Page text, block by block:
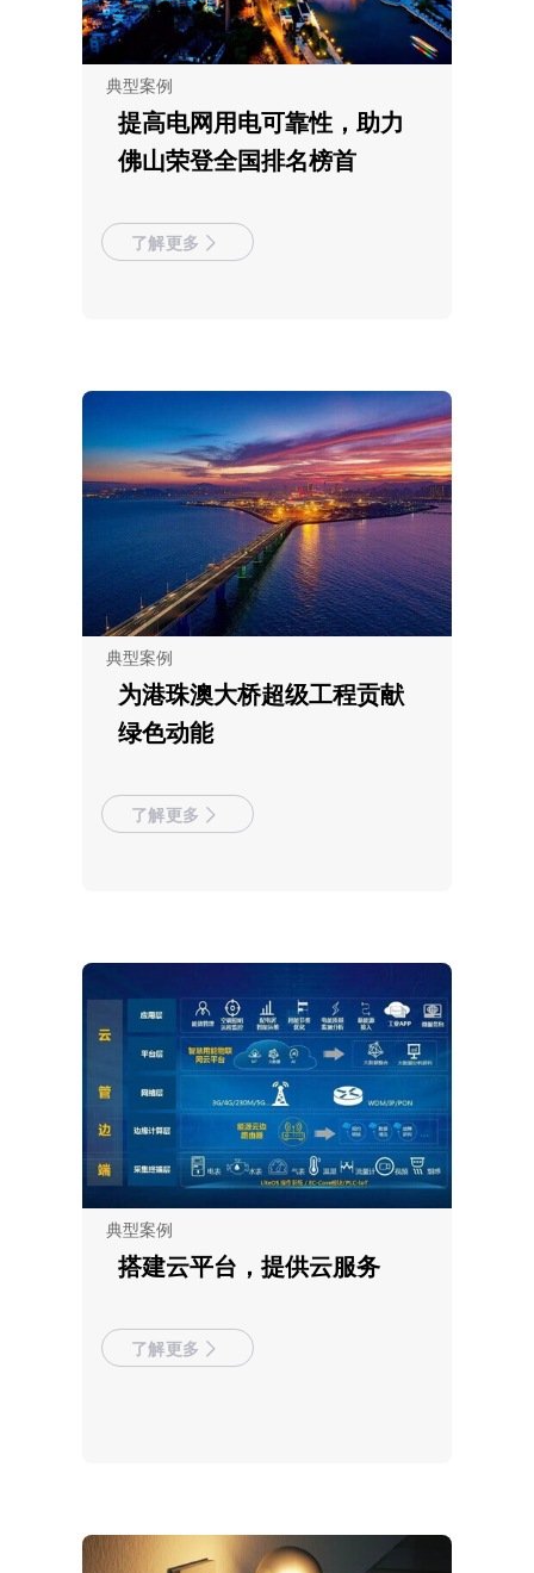
典型案例
提高电网用电可靠性，助力
佛山荣登全国排名榜首
了解更多
典型案例
为港珠澳大桥超级工程贡献
绿色动能
了解更多
典型案例
搭建云平台，提供云服务
了解更多